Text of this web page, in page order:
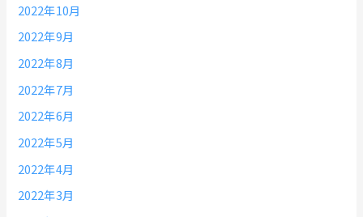
2022年10月
2022年9月
2022年8月
2022年7月
2022年6月
2022年5月
2022年4月
2022年3月